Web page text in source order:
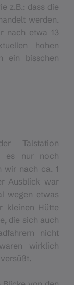
z.B.: dass die
werden.
nach etwa 13
hohen
ein bisschen
Talstation
es nur noch
wir nach ca. 1
Ausblick war
wegen etwas
kleinen Hütte
die sich auch
nicht
wirklich